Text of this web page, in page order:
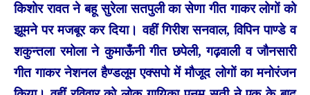
किशोर रावत ने बहू सुरेला सतपुली का सेणा गीत गाकर लोगों को
झूमने पर मजबूर कर दिया। वहीं गिरीश सनवाल, विपिन पाण्डे व
शकुन्तला रमोला ने कुमाऊँनी गीत छपेली, गढ़वाली व जौनसारी
गीत गाकर नेशनल हैण्डलूम एक्सपो में मौजूद लोगों का मनोरंजन